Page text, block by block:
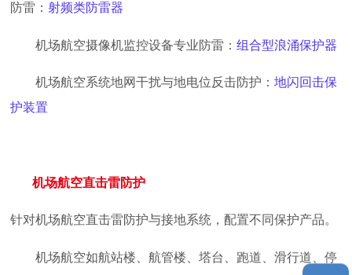
防雷： 射频类防雷器
机场航空摄像机监控设备专业防雷：组合型浪涌保护器
机场航空系统地网干扰与地电位反击防护：地闪回击保
护装置
机场航空直击雷防护
针对机场航空直击雷防护与接地系统，配置不同保护产品。
机场航空如航站楼、航管楼、塔台、跑道、滑行道、停